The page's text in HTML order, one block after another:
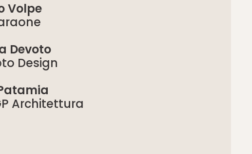
Volpe
Devoto
Design
Architettura